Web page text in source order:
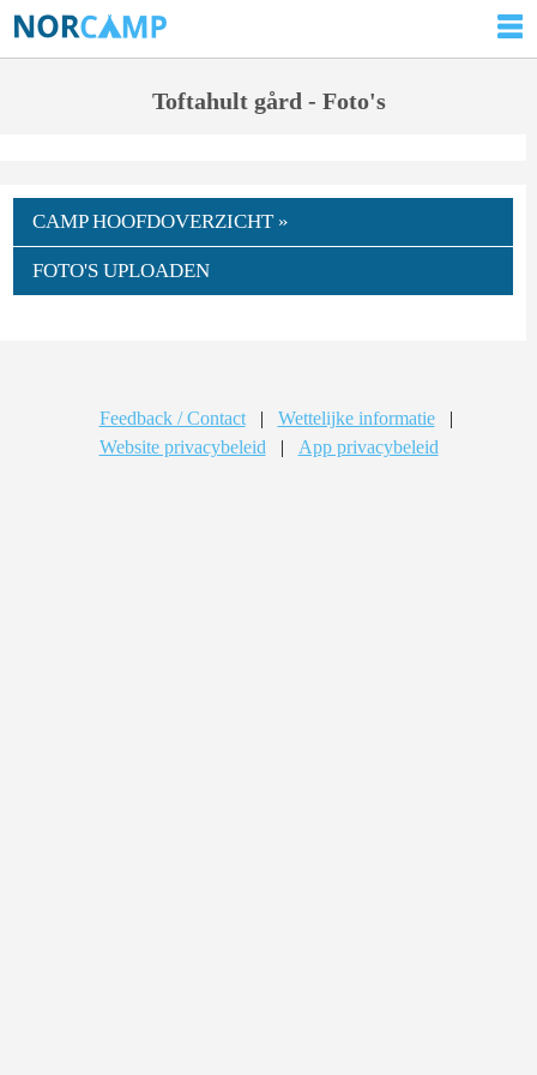
Toftahult gård - Foto's
CAMP HOOFDOVERZICHT »
FOTO'S UPLOADEN
Feedback / Contact | Wettelijke informatie
|
Website privacybeleid
| App privacybeleid